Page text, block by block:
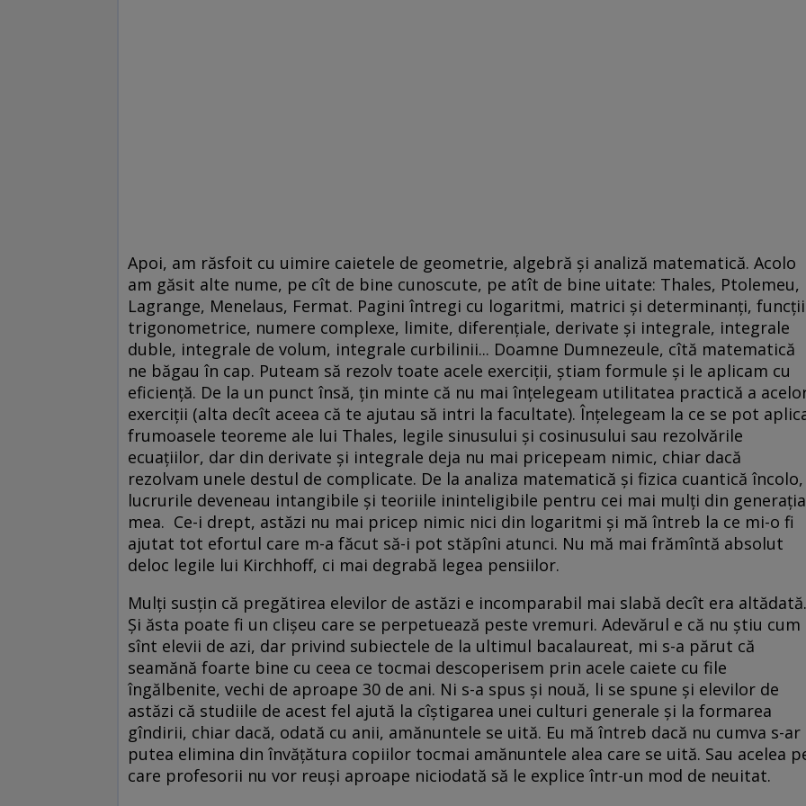
Apoi, am răsfoit cu uimire caietele de geometrie, algebră şi analiză matematică. Acolo
am găsit alte nume, pe cît de bine cunoscute, pe atît de bine uitate: Thales, Ptolemeu,
Lagrange, Menelaus, Fermat. Pagini întregi cu logaritmi, matrici şi determinanţi, funcţii
trigonometrice, numere complexe, limite, diferenţiale, derivate şi integrale, integrale
duble, integrale de volum, integrale curbilinii... Doamne Dumnezeule, cîtă matematică
ne băgau în cap. Puteam să rezolv toate acele exerciţii, ştiam formule şi le aplicam cu
eficienţă. De la un punct însă, ţin minte că nu mai înţelegeam utilitatea practică a
exerciţii (alta decît aceea că te ajutau să intri la facultate). Înţelegeam la ce se pot
frumoasele teoreme ale lui Thales, legile sinusului şi cosinusului sau rezolvările
ecuaţiilor, dar din derivate şi integrale deja nu mai pricepeam nimic, chiar dacă
rezolvam unele destul de complicate. De la analiza matematică şi fizica cuantică încolo,
lucrurile deveneau intangibile şi teoriile ininteligibile pentru cei mai mulţi din generaţia
mea. Ce-i drept, astăzi nu mai pricep nimic nici din logaritmi şi mă întreb la ce mi-o fi
ajutat tot efortul care m-a făcut să-i pot stăpîni atunci. Nu mă mai frămîntă absolut
deloc legile lui Kirchhoff, ci mai degrabă legea pensiilor.
Mulţi susţin că pregătirea elevilor de astăzi e incomparabil mai slabă decît era altădată.
Şi ăsta poate fi un clişeu care se perpetuează peste vremuri. Adevărul e că nu ştiu cum
sînt elevii de azi, dar privind subiectele de la ultimul bacalaureat, mi s-a părut că
seamănă foarte bine cu ceea ce tocmai descoperisem prin acele caiete cu file
îngălbenite, vechi de aproape 30 de ani. Ni s-a spus şi nouă, li se spune şi elevilor de
astăzi că studiile de acest fel ajută la cîştigarea unei culturi generale şi la formarea
gîndirii, chiar dacă, odată cu anii, amănuntele se uită. Eu mă întreb dacă nu cumva s-ar
putea elimina din învăţătura copiilor tocmai amănuntele alea care se uită. Sau acelea
care profesorii nu vor reuşi aproape niciodată să le explice într-un mod de neuitat.